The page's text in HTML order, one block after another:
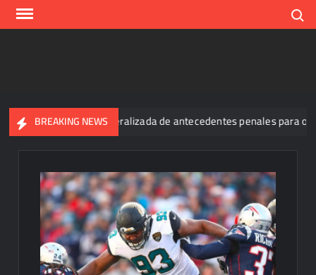
Skip
BREAKING NEWS
la exigencia generalizada de antecedentes penales para obtener